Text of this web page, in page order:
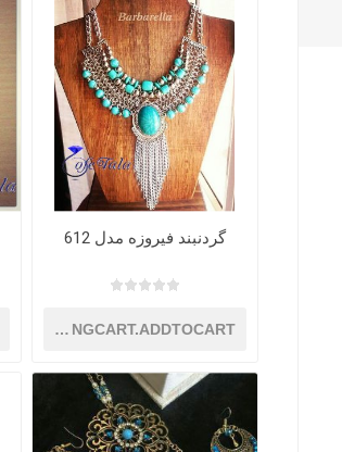
گردنبند فیروزه مدل 612
SHOPPINGCART.ADDTOCART